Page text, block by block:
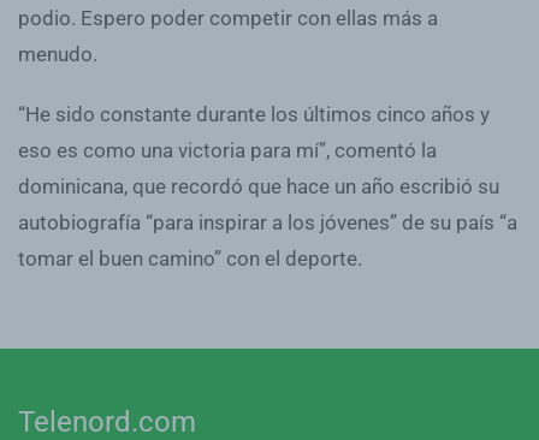
podio. Espero poder competir con ellas más a
menudo.
“He sido constante durante los últimos cinco años y
eso es como una victoria para mí”, comentó la
dominicana, que recordó que hace un año escribió su
autobiografía “para inspirar a los jóvenes” de su país “a
tomar el buen camino” con el deporte.
Telenord.com